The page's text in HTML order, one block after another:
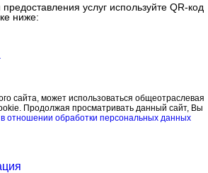
услуг используйте QR-код
ниже:
сайта, может использоваться общеотраслевая
Продолжая просматривать данный сайт, Вы
отношении обработки персональных данных